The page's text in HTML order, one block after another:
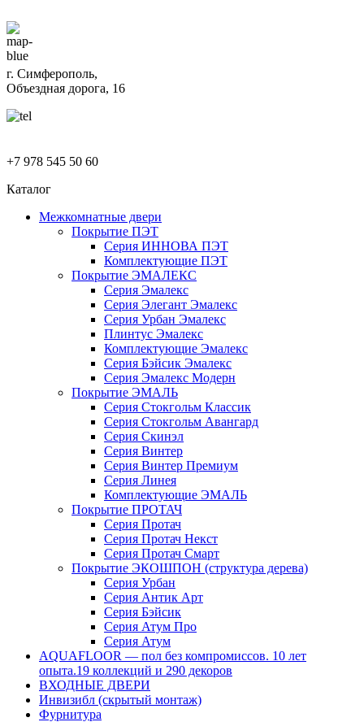
г. Симферополь,
Объездная дорога, 16
+7 978 545 50 60
Каталог
Межкомнатные двери
Покрытие ПЭТ
Серия ИННОВА ПЭТ
Комплектующие ПЭТ
Покрытие ЭМАЛЕКС
Серия Эмалекс
Серия Элегант Эмалекс
Серия Урбан Эмалекс
Плинтус Эмалекс
Комплектующие Эмалекс
Серия Бэйсик Эмалекс
Серия Эмалекс Модерн
Покрытие ЭМАЛЬ
Серия Стокгольм Классик
Серия Стокгольм Авангард
Серия Скинэл
Серия Винтер
Серия Винтер Премиум
Серия Линея
Комплектующие ЭМАЛЬ
Покрытие ПРОТАЧ
Серия Протач
Серия Протач Некст
Серия Протач Смарт
Покрытие ЭКОШПОН (структура дерева)
Серия Урбан
Серия Антик Арт
Серия Бэйсик
Серия Атум Про
Серия Атум
AQUAFLOOR — пол без компромиссов. 10 лет
опыта.19 коллекций и 290 декоров
ВХОДНЫЕ ДВЕРИ
Инвизибл (скрытый монтаж)
Фурнитура